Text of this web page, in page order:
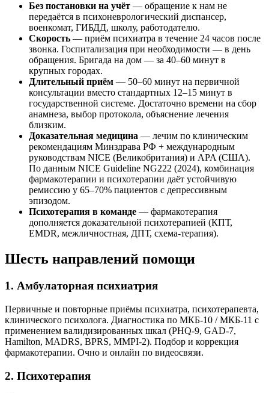
Без постановки на учёт — обращение к нам не
передаётся в психоневрологический диспансер,
военкомат, ГИБДД, школу, работодателю.
Скорость — приём психиатра в течение 24 часов после
звонка. Госпитализация при необходимости — в день
обращения. Бригада на дом — за 40–60 минут в
крупных городах.
Длительный приём — 50–60 минут на первичной
консультации вместо стандартных 12–15 минут в
государственной системе. Достаточно времени на сбор
анамнеза, выбор протокола, объяснение лечения
близким.
Доказательная медицина — лечим по клиническим
рекомендациям Минздрава РФ + международным
руководствам NICE (Великобритания) и APA (США).
По данным NICE Guideline NG222 (2024), комбинация
фармакотерапии и психотерапии даёт устойчивую
ремиссию у 65–70% пациентов с депрессивным
эпизодом.
Психотерапия в команде — фармакотерапия
дополняется доказательной психотерапией (КПТ,
EMDR, межличностная, ДПТ, схема-терапия).
Шесть направлений помощи
1. Амбулаторная психиатрия
Первичные и повторные приёмы психиатра, психотерапевта,
клинического психолога. Диагностика по МКБ-10 / МКБ-11 с
применением валидизированных шкал (PHQ-9, GAD-7,
Hamilton, MADRS, BPRS, MMPI-2). Подбор и коррекция
фармакотерапии. Очно и онлайн по видеосвязи.
2. Психотерапия